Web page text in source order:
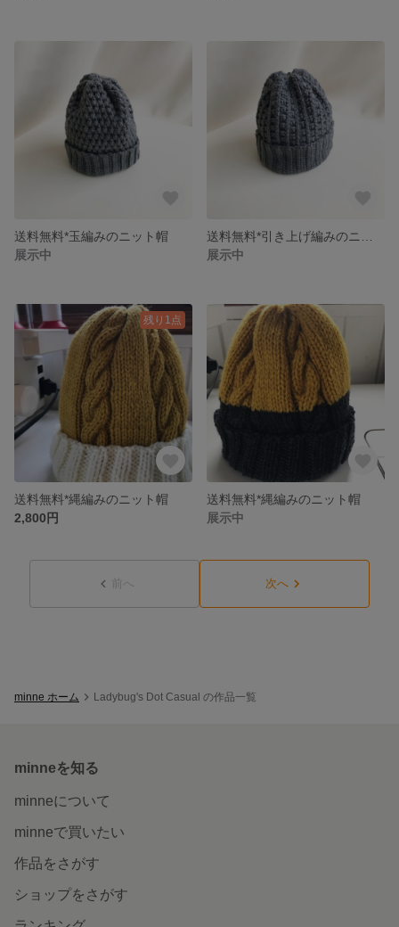
送料無料*玉編みのニット帽
展示中
展示中
残り1点
送料無料*縄編みのニット帽
2,800円
送料無料*縄編みのニット帽
展示中
前へ 次へ
minne ホーム Ladybug's Dot Casual の作品一覧
minneを知る
minneについて
minneで買いたい
作品をさがす
ショップをさがす